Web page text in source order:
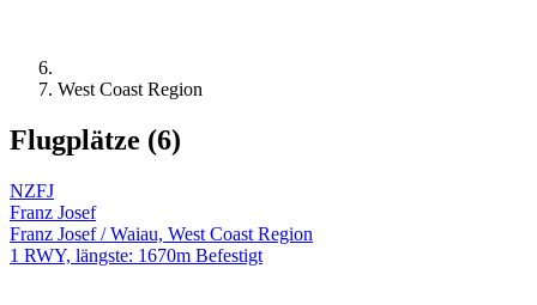
West Coast Region
Flugplätze (6)
NZFJ
Franz Josef
Franz Josef / Waiau, West Coast Region
1 RWY, längste: 1670m Befestigt